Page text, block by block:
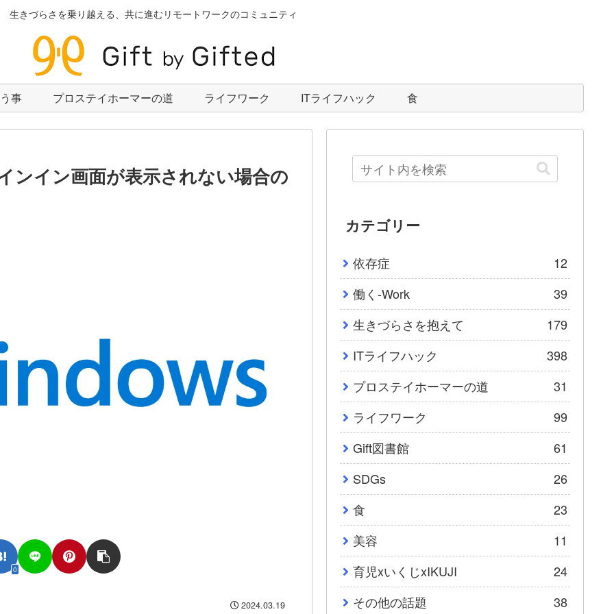
生きづらさを乗り越える、共に進むリモートワークのコミュニティ
事 プロステイホーマーの道 ライフワーク ITライフハック 食
ンイン画面が表示されない場合の
0
2024.03.19
カテゴリー
依存症
12
働く-Work
39
生きづらさを抱えて
179
ITライフハック
398
プロステイホーマーの道
31
ライフワーク
99
Gift図書館
61
SDGs
26
食
23
美容
11
育児xいくじxIKUJI
24
その他の話題
38